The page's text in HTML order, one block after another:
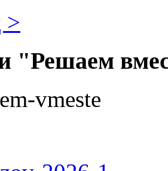
>
"Решаем